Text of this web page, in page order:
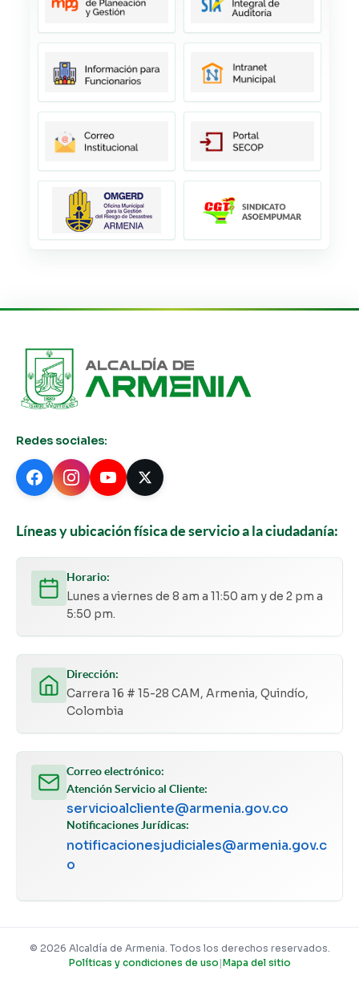
Redes sociales:
Líneas y ubicación física de servicio a la ciudadanía:
Horario:
Lunes a viernes de 8 am a 11:50 am y de 2 pm a
5:50 pm.
Dirección:
Carrera 16 # 15-28 CAM, Armenia, Quindío,
Colombia
Correo electrónico:
Atención Servicio al Cliente:
servicioalcliente@armenia.gov.co
Notificaciones Jurídicas:
notificacionesjudiciales@armenia.gov.c
o
© 2026 Alcaldía de Armenia. Todos los derechos reservados.
Políticas y condiciones de uso |Mapa del sitio